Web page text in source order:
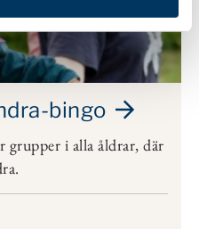
bingo
i alla åldrar, där